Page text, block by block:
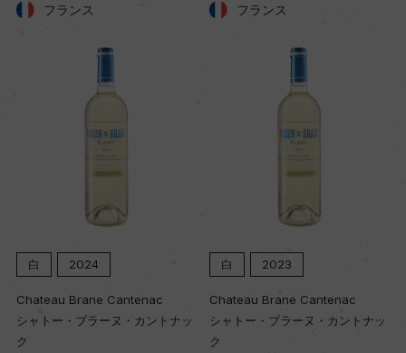
15年
砂質、花崗岩質
品質分類・原産地呼称
A.O.C.ブルゴーニュ
格付
ー
フランス
白 2024
Chateau Brane Cantenac
シャトー・ブラーヌ・カントナッ
ク
フランス
白 2023
Chateau Brane Cantenac
シャトー・ブラーヌ・カントナッ
ク